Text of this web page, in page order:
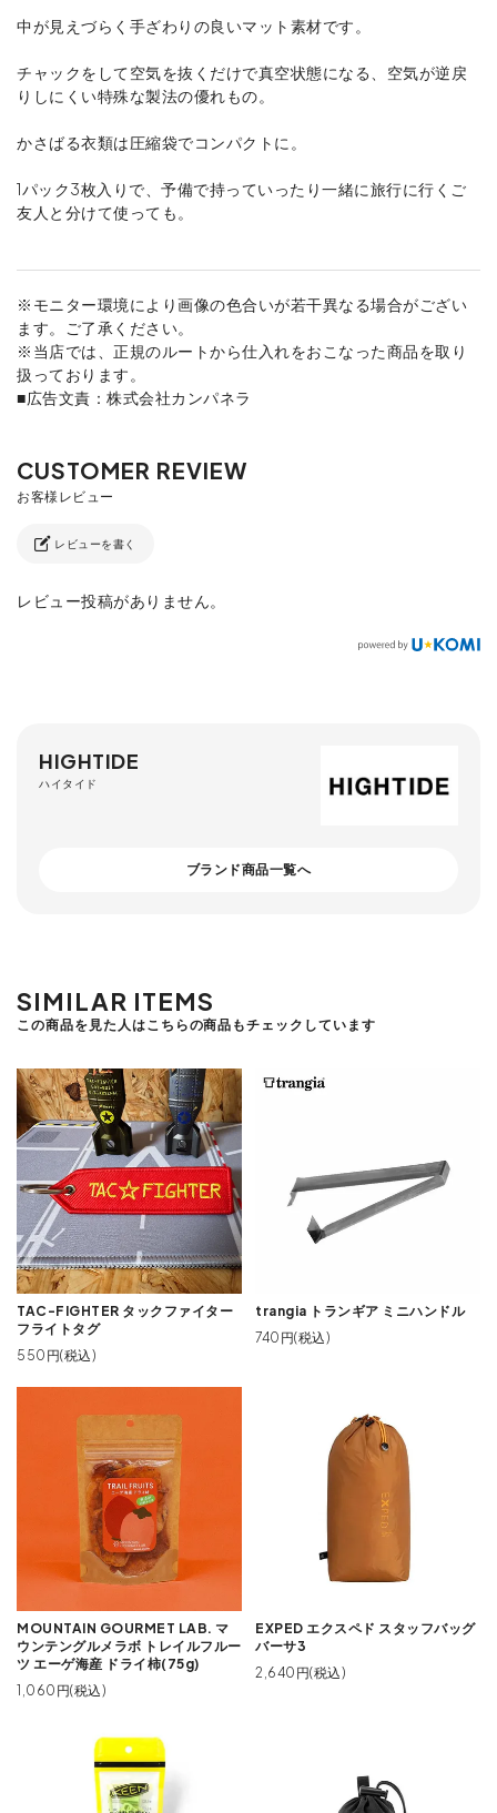
中が見えづらく手ざわりの良いマット素材です。
チャックをして空気を抜くだけで真空状態になる、空気が逆戻
りしにくい特殊な製法の優れもの。
かさばる衣類は圧縮袋でコンパクトに。
1パック3枚入りで、予備で持っていったり一緒に旅行に行くご
友人と分けて使っても。
※モニター環境により画像の色合いが若干異なる場合がござい
ます。ご了承ください。
※当店では、正規のルートから仕入れをおこなった商品を取り
扱っております。
■広告文責：株式会社カンパネラ
レビューを書く
レビュー投稿がありません。
HIGHTIDE
ハイタイド
ブランド商品一覧へ
SIMILAR ITEMS
この商品を見た人はこちらの商品もチェックしています
TAC-FIGHTER タックファイター
フライトタグ
550円(税込)
trangia トランギア ミニハンドル
740円(税込)
MOUNTAIN GOURMET LAB. マ
ウンテングルメラボ トレイルフルー
ツ エーゲ海産 ドライ柿(75g)
1,060円(税込)
EXPED エクスペド スタッフバッグ
バーサ3
2,640円(税込)